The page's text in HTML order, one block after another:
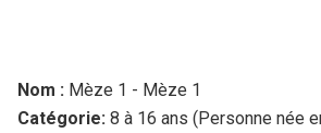
Nom : Mèze 1 - Mèze 1
Catégorie: 8 à 16 ans (Personne née